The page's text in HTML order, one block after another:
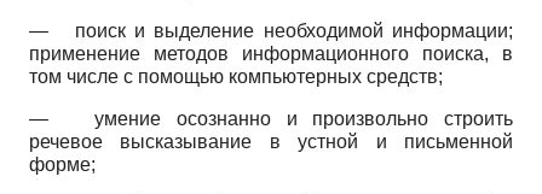
— поиск и выделение необходимой информации;
применение методов информационного поиска, в
том числе с помощью компьютерных средств;
—умение осознанно и произвольно строить
речевое высказывание в устной и письменной
форме;